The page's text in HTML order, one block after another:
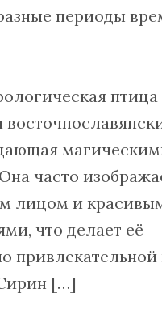
периоды
птица
часто
лицом и
что делает её
привлекательной
[…]